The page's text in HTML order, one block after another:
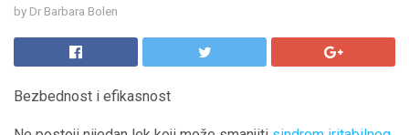
by Dr Barbara Bolen
Bezbednost i efikasnost